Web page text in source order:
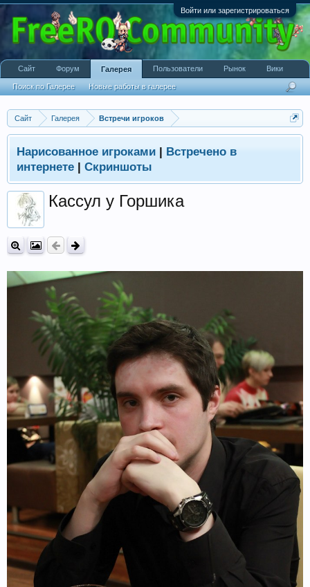
Войти или зарегистрироваться
Сайт Галерея Встречи игроков
Нарисованное игроками | Встречено в
интернете | Скриншоты
Кассул у Горшика
Сайт Форум Галерея
Поиск по Галерее Новые работы в галерее
Пользователи Рынок Вики